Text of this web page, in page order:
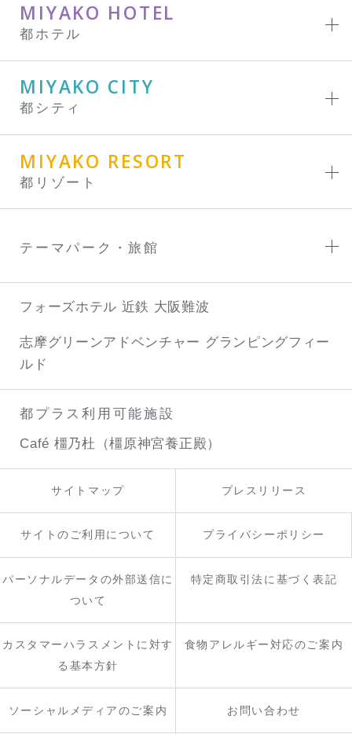
MIYAKO HOTEL
都ホテル
MIYAKO CITY
都シティ
MIYAKO RESORT
都リゾート
テーマパーク・旅館
フォーズホテル 近鉄 大阪難波
志摩グリーンアドベンチャー グランピングフィー
ルド
都プラス利用可能施設
Café 橿乃杜（橿原神宮養正殿）
サイトマップ プレスリリース
サイトのご利用について プライバシーポリシー
パーソナルデータの外部送信に
ついて
特定商取引法に基づく表記
カスタマーハラスメントに対す
る基本方針
食物アレルギー対応のご案内
ソーシャルメディアのご案内 お問い合わせ